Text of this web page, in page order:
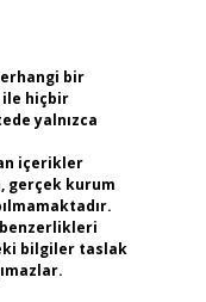
bir
ile hiçbir
yalnızca
içerikler
gerçek kurum
bilgiler taslak